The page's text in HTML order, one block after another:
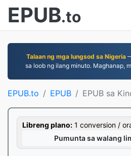
EPUB.to
Talaan ng mga lungsod sa Nigeria
sa loob ng ilang minuto. Maghanap,
EPUB.to EPUB EPUB sa
Libreng plano: 1 conversion /
Pumunta sa walang